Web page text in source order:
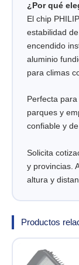
¿Por qué
El chip
estabilidad
encendido
aluminio
para climas
Perfecta
parques y
confiable y
Solicita
y provincias.
altura y
Productos